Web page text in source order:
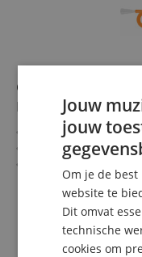
Classic Cantabile
Bb-Trompet Oranje
Extreem licht en
Ongevoelig voor
Zeer goede
Materiaal: ABS-
Bohring: 11,6 mm
Incl. gigbag en
Kleur van het
meer laten zien
Jouw
jouw
Om je de
website te
Dit omvat
technische
cookies om